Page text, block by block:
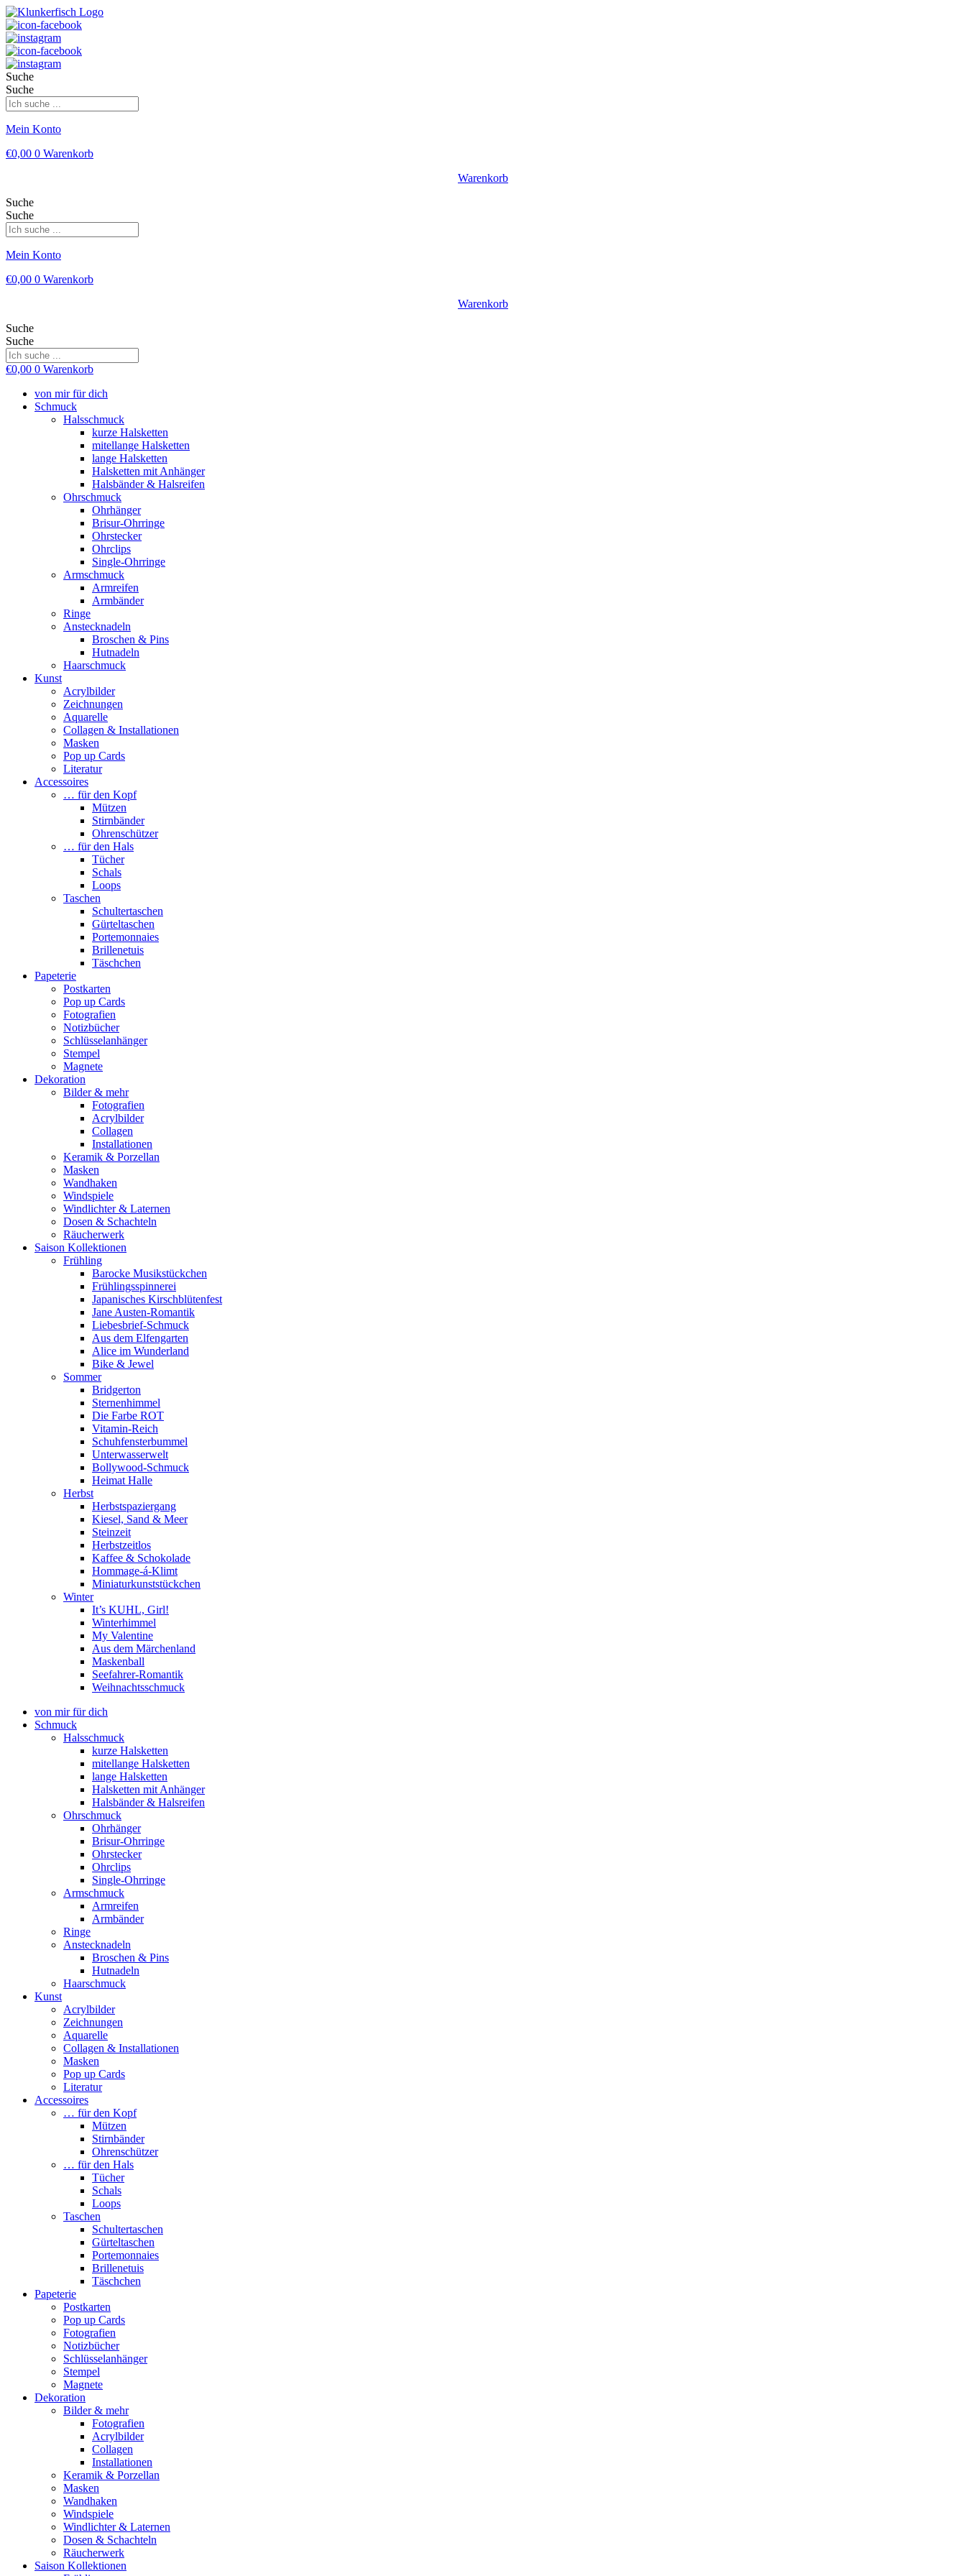
Suche
Suche
Mein Konto
€0,00 0 Warenkorb
Warenkorb
Suche
Suche
Mein Konto
€0,00 0 Warenkorb
Warenkorb
Suche
Suche
€0,00 0 Warenkorb
von mir für dich
Schmuck
Halsschmuck
kurze Halsketten
mitellange Halsketten
lange Halsketten
Halsketten mit Anhänger
Halsbänder & Halsreifen
Ohrschmuck
Ohrhänger
Brisur-Ohrringe
Ohrstecker
Ohrclips
Single-Ohrringe
Armschmuck
Armreifen
Armbänder
Ringe
Anstecknadeln
Broschen & Pins
Hutnadeln
Haarschmuck
Kunst
Acrylbilder
Zeichnungen
Aquarelle
Collagen & Installationen
Masken
Pop up Cards
Literatur
Accessoires
… für den Kopf
Mützen
Stirnbänder
Ohrenschützer
… für den Hals
Tücher
Schals
Loops
Taschen
Schultertaschen
Gürteltaschen
Portemonnaies
Brillenetuis
Täschchen
Papeterie
Postkarten
Pop up Cards
Fotografien
Notizbücher
Schlüsselanhänger
Stempel
Magnete
Dekoration
Bilder & mehr
Fotografien
Acrylbilder
Collagen
Installationen
Keramik & Porzellan
Masken
Wandhaken
Windspiele
Windlichter & Laternen
Dosen & Schachteln
Räucherwerk
Saison Kollektionen
Frühling
Barocke Musikstückchen
Frühlingsspinnerei
Japanisches Kirschblütenfest
Jane Austen-Romantik
Liebesbrief-Schmuck
Aus dem Elfengarten
Alice im Wunderland
Bike & Jewel
Sommer
Bridgerton
Sternenhimmel
Die Farbe ROT
Vitamin-Reich
Schuhfensterbummel
Unterwasserwelt
Bollywood-Schmuck
Heimat Halle
Herbst
Herbstspaziergang
Kiesel, Sand & Meer
Steinzeit
Herbstzeitlos
Kaffee & Schokolade
Hommage-á-Klimt
Miniaturkunststückchen
Winter
It’s KUHL, Girl!
Winterhimmel
My Valentine
Aus dem Märchenland
Maskenball
Seefahrer-Romantik
Weihnachtsschmuck
von mir für dich
Schmuck
Halsschmuck
kurze Halsketten
mitellange Halsketten
lange Halsketten
Halsketten mit Anhänger
Halsbänder & Halsreifen
Ohrschmuck
Ohrhänger
Brisur-Ohrringe
Ohrstecker
Ohrclips
Single-Ohrringe
Armschmuck
Armreifen
Armbänder
Ringe
Anstecknadeln
Broschen & Pins
Hutnadeln
Haarschmuck
Kunst
Acrylbilder
Zeichnungen
Aquarelle
Collagen & Installationen
Masken
Pop up Cards
Literatur
Accessoires
… für den Kopf
Mützen
Stirnbänder
Ohrenschützer
… für den Hals
Tücher
Schals
Loops
Taschen
Schultertaschen
Gürteltaschen
Portemonnaies
Brillenetuis
Täschchen
Papeterie
Postkarten
Pop up Cards
Fotografien
Notizbücher
Schlüsselanhänger
Stempel
Magnete
Dekoration
Bilder & mehr
Fotografien
Acrylbilder
Collagen
Installationen
Keramik & Porzellan
Masken
Wandhaken
Windspiele
Windlichter & Laternen
Dosen & Schachteln
Räucherwerk
Saison Kollektionen